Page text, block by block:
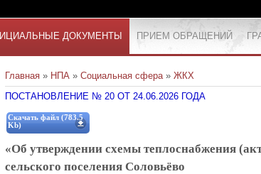
ДОКУМЕНТЫ ПРИЕМ ОБРАЩЕНИЙ
Главная » НПА » Cоциальная сфера» ЖКХ
ПОСТАНОВЛЕНИЕ № 20 ОТ 24.06.2026 ГОДА
Скачать файл (783.5
Kb)
«Об утверждении схемы теплоснабжения
сельского поселения Соловьёво